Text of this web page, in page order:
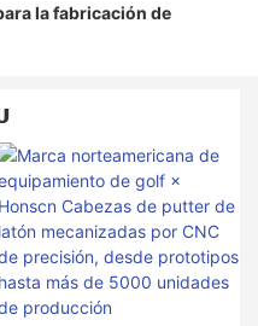
la fabricación de